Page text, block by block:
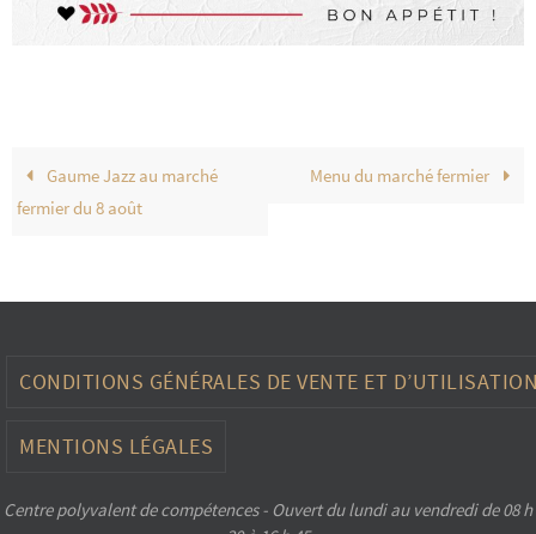
Gaume Jazz au marché
fermier du 8 août
Menu du marché fermier
CONDITIONS GÉNÉRALES DE VENTE ET
MENTIONS LÉGALES
Centre polyvalent de compétences - Ouvert du lundi au vendredi de 08 h